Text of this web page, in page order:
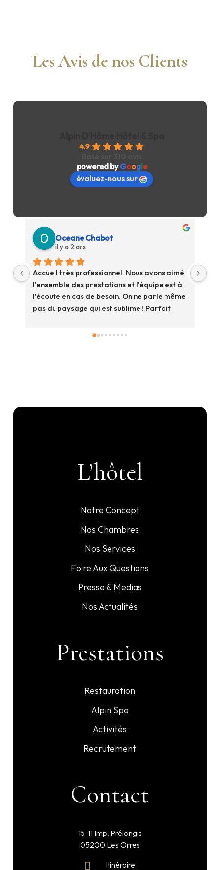
Les Avis de nos Clients
4.9
powered byGoogl e
évaluez-nous sur
Oceane Chabot
il y a 2 ans
Accueil très professionnel. Nous avons aimé
l'ensemble des prestations et l'équipe est à
l'écoute en cas de besoin. On ne parle même
pas du paysage qui est sublime ! Parfait
L’hôtel
Notre Concept
Nos Chambres
Nos Services
Foire Aux Questions
Presse & Medias
Nos Actualités
Prestations
Restauration
Alpin Spa
Activités
Recrutement
Contact
15-11 Imp. Prélongis
05200 Les Orres
Itinéraire